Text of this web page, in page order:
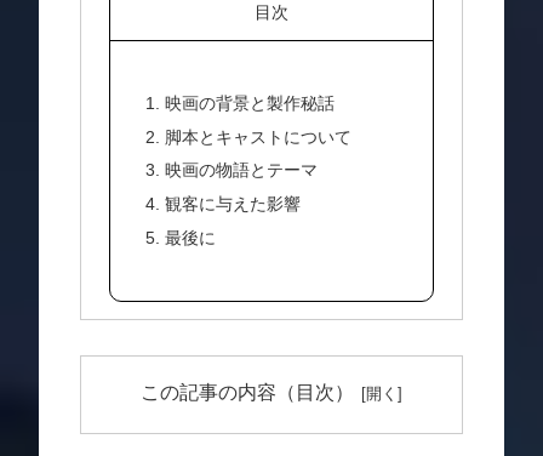
目次
1. 映画の背景と製作秘話
2. 脚本とキャストについて
3. 映画の物語とテーマ
4. 観客に与えた影響
5. 最後に
この記事の内容（目次）